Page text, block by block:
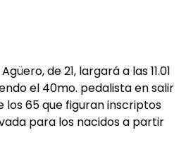
de 21, largará a las 11.01
el 40mo. pedalista en salir
los 65 que figuran inscriptos
para los nacidos a partir